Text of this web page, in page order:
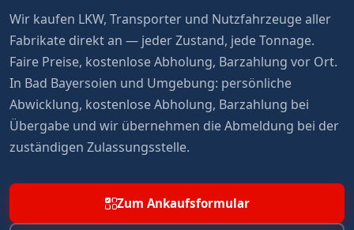
Wir kaufen LKW, Transporter und Nutzfahrzeuge aller
Fabrikate direkt an — jeder Zustand, jede Tonnage.
Faire Preise, kostenlose Abholung, Barzahlung vor Ort.
In Bad Bayersoien und Umgebung: persönliche
Abwicklung, kostenlose Abholung, Barzahlung bei
Übergabe und wir übernehmen die Abmeldung bei der
zuständigen Zulassungsstelle.
Zum Ankaufsformular